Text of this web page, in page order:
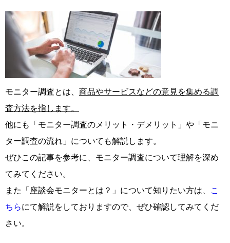
モニター調査とは、 商品やサービスなどの意見を集める調
査方法を指します。
他にも「モニター調査のメリット・デメリット」や「モニ
ター調査の流れ」についても解説します。
ぜひこの記事を参考に、モニター調査について理解を深め
てみてください。
また「座談会モニターとは？」について知りたい方は、 こ
ちらにて解説をしておりますので、ぜひ確認してみてくだ
さい。